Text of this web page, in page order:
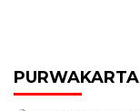
PURWAKARTA